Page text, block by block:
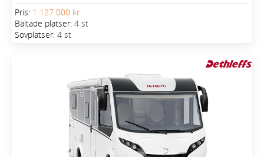
Pris: 1 127 000 kr
Bältade platser: 4 st
Sovplatser: 4 st